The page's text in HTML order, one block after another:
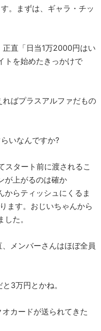
。まずは、ギャラ・チッ
直「日当1万2000円はい
トを始めたきっかけで
ばプラスアルファだもの
いなんですか?
タート前に渡されるこ
が上がるのは確か
からティッシュにくるま
ます。おじいちゃんから
た。
メンバーさんはほぼ全員
3万円とかね。
カードが送られてきた